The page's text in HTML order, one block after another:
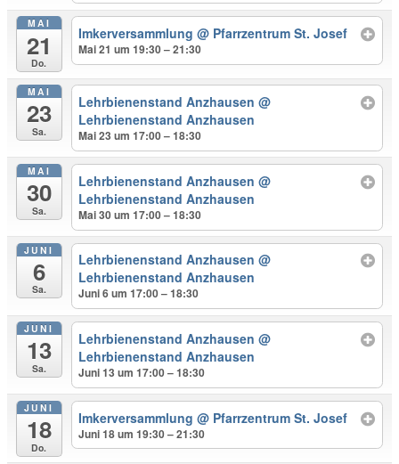
MAI
21
Do.
Imkerversammlung@ Pfarrzentrum St. Josef
Mai 21 um 19:30 – 21:30
MAI
23
Sa.
Lehrbienenstand Anzhausen@
Lehrbienenstand Anzhausen
Mai 23 um 17:00 – 18:30
MAI
30
Sa.
Lehrbienenstand Anzhausen@
Lehrbienenstand Anzhausen
Mai 30 um 17:00 – 18:30
JUNI
6
Sa.
Lehrbienenstand Anzhausen@
Lehrbienenstand Anzhausen
Juni 6 um 17:00 – 18:30
JUNI
13
Sa.
Lehrbienenstand Anzhausen@
Lehrbienenstand Anzhausen
Juni 13 um 17:00 – 18:30
JUNI
18
Do.
Imkerversammlung@ Pfarrzentrum St. Josef
Juni 18 um 19:30 – 21:30